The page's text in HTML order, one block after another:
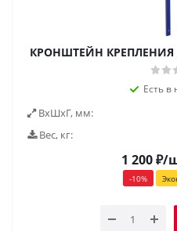
КРОНШТЕЙН КРЕПЛЕНИЯ
Есть в
ВxШxГ, мм:
Вес, кг:
1 200₽/
-10%